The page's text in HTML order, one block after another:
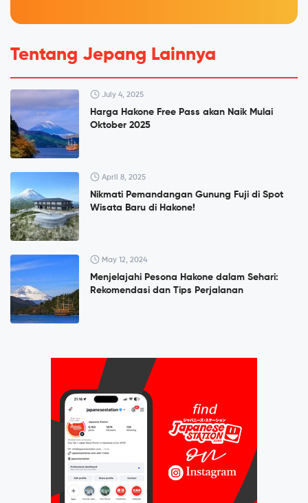
Tentang Jepang Lainnya
July 4, 2025
Harga Hakone Free Pass akan Naik Mulai
Oktober 2025
April 8, 2025
Nikmati Pemandangan Gunung Fuji di Spot
Wisata Baru di Hakone!
May 12, 2024
Menjelajahi Pesona Hakone dalam Sehari:
Rekomendasi dan Tips Perjalanan